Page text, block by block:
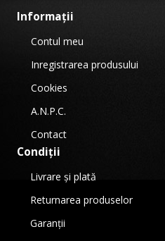
Informații
Contul meu
Inregistrarea produsului
Cookies
A.N.P.C.
Contact
Condiții
Livrare și plată
Returnarea produselor
Garanții